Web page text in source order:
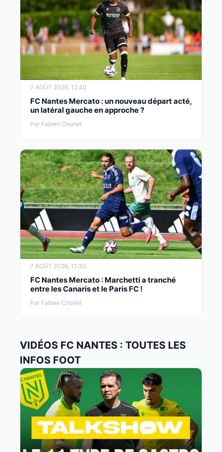
7 AOÛT 2026, 12:40
FC Nantes Mercato : un nouveau départ acté,
un latéral gauche en approche ?
Par Fabien Chorlet
7 AOÛT 2026, 11:30
FC Nantes Mercato : Marchetti a tranché
entre les Canaris et le Paris FC !
Par Fabien Chorlet
VIDÉOS FC NANTES : TOUTES LES
INFOS FOOT